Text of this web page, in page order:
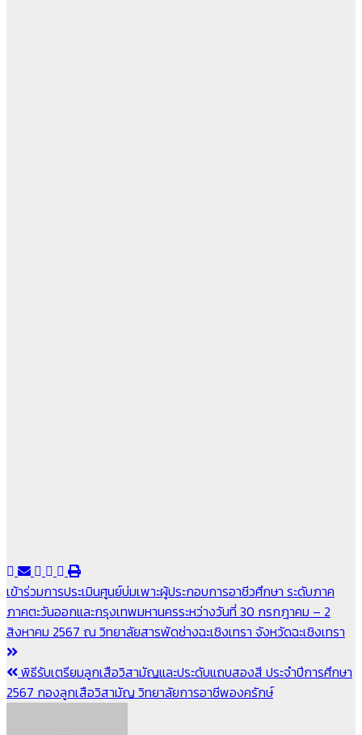
แนะแนว
เรื่อง
เข้าร่วมการประเมินศูนย์บ่มเพาะผู้ประกอบการอาชีวศึกษา ระดับภาค
ภาคตะวันออกและกรุงเทพมหานครระหว่างวันที่ 30 กรกฎาคม – 2
สิงหาคม 2567 ณ วิทยาลัยสารพัดช่างฉะเชิงเทรา จังหวัดฉะเชิงเทรา
พิธีรับเตรียมลูกเสือวิสามัญและประดับแถบสองสี ประจำปีการศึกษา
2567 กองลูกเสือวิสามัญ วิทยาลัยการอาชีพองครักษ์